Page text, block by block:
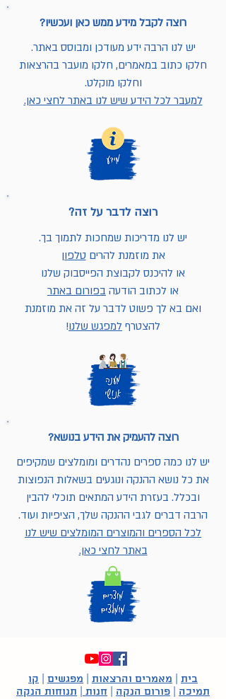
רוצה לקבל מידע ממש כאן ועכשיו?
יש לנו הרבה ידע מעודכן ומבוסס באתר.
חלקו כתוב במאמרים, חלקו מועבר בהרצאות
וחלקו מוקלט.
למעבר לכל הידע שיש לנו באתר לחצי כאן.
רוצה לדבר על זה?
יש לנו מדריכות שמחכות לתמוך בך.
את מוזמנת להרים טלפון
או להיכנס לקבוצת הפייסבוק שלנו
או לכתוב הודעה בפורום באתר
ואם בא לך פשוט לדבר על זה את מוזמנת
להצטרף למפגש שלנו!
רוצה להעמיק את הידע בנושא?
יש לנו כמה ספרים נהדרים ומומלצים שמקיפים
את כל נושא ההנקה ונוגעים בשאלות הנפוצות
ובכלל. בעזרת הידע המתאים תוכלי להבין
הרבה דברים לגבי ההנקה שלך, הציפיות ועוד.
לכל הספרים והמוצרים המומלצים שיש לנו
באתר לחצי כאן.
בית מאמרים והרצאות מפגשים
קו
תמיכה
פורום הנקה חנות
תנוחות הנקה